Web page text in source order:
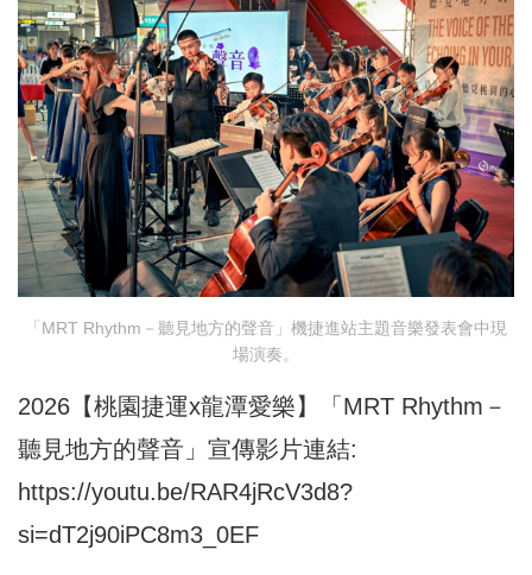
「MRT Rhythm－聽見地方的聲音」機捷進站主題音樂發表會中現
場演奏。
2026【桃園捷運x龍潭愛樂】「MRT Rhythm－
聽見地方的聲音」宣傳影片連結:
https://youtu.be/RAR4jRcV3d8?
si=dT2j90iPC8m3_0EF